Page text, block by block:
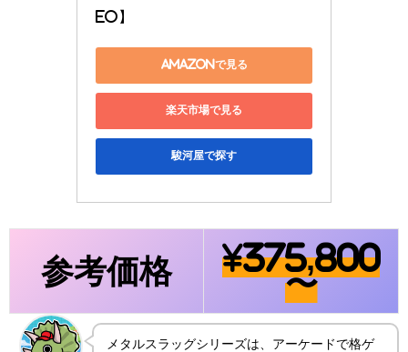
EO】
Amazonで見る
楽天市場で見る
駿河屋で探す
参考価格 ¥375,800
〜
メタルスラッグシリーズは、アーケードで格ゲ